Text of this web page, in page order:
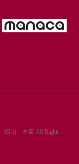
福山 本店 All Rights